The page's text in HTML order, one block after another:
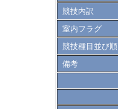
競技内訳
室内フラグ
競技種目並び順
備考